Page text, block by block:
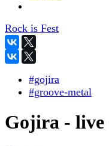
Rock is Fest
#gojira
#groove-metal
Gojira - live